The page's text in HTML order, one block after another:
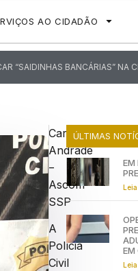
AO CIDADÃO
“SAIDINHAS BANCÁRIAS” NA
Carla
Andrade
–
Ascom
SSP
A
Polícia
Civil
ÚLTIMAS
EM
EM